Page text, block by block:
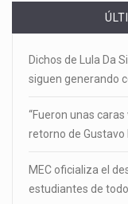
Dichos de Lula Da
siguen generando
“Fueron unas
retorno de Gustavo
MEC oficializa el
estudiantes de